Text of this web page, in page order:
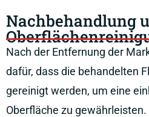
Nachbehandlung
Nach der Entfernung der
dafür, dass die behandelten
gereinigt werden, um eine
Oberfläche zu gewährleisten.